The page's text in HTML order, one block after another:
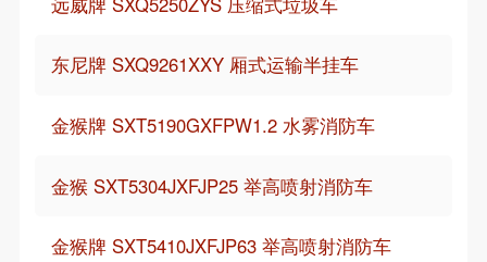
东尼牌 SXQ9261XXY 厢式运输半挂车
金猴牌 SXT5190GXFPW1.2 水雾消防车
金猴 SXT5304JXFJP25 举高喷射消防车
金猴牌 SXT5410JXFJP63 举高喷射消防车